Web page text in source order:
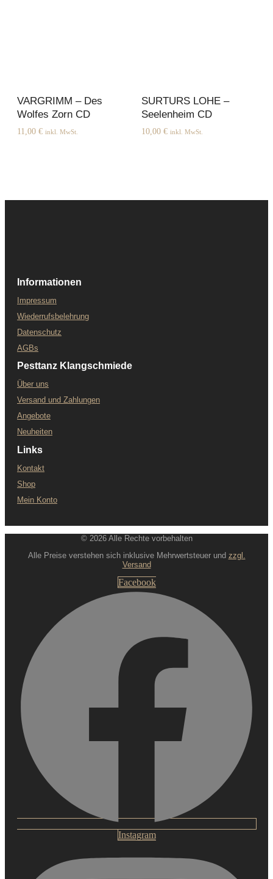
VARGRIMM – Des
Wolfes Zorn CD
11,00 € inkl. MwSt.
SURTURS LOHE –
Seelenheim CD
10,00 € inkl. MwSt.
Informationen
Impressum
Wiederrufsbelehrung
Datenschutz
AGBs
Pesttanz Klangschmiede
Über uns
Versand und Zahlungen
Angebote
Neuheiten
Links
Kontakt
Shop
Mein Konto
© 2026 Alle Rechte vorbehalten
Alle Preise verstehen sich inklusive Mehrwertsteuer und zzgl.
Versand
Facebook
Instagram